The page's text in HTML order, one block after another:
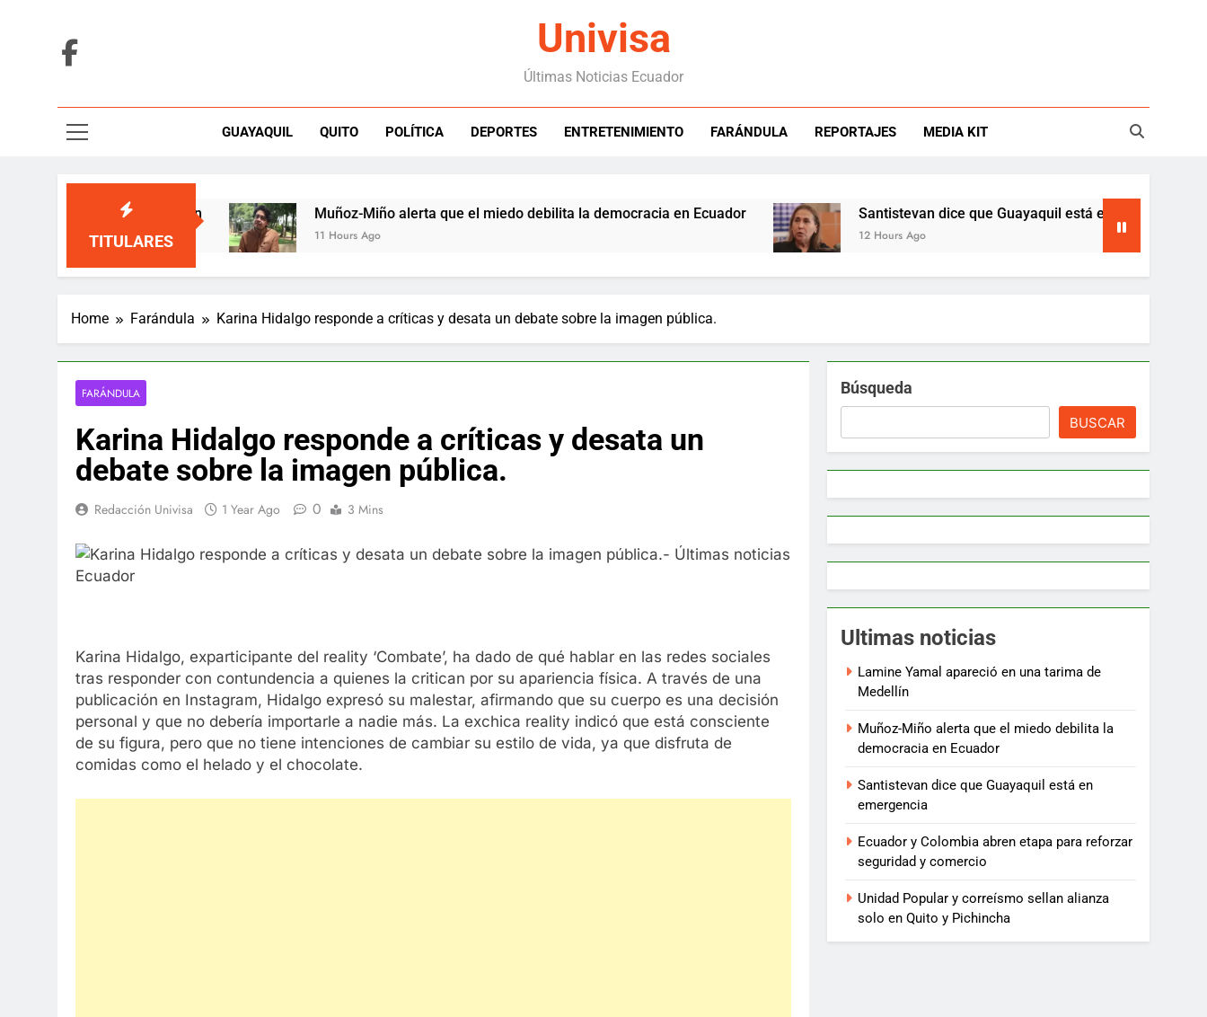
Univisa
Últimas Noticias Ecuador
GUAYAQUIL QUITO POLÍTICA DEPORTES ENTRETENIMIENTO FARÁNDULA REPORTAJES MEDIA KIT
TITULARES
tarima de Medellín Muñoz-Miño alerta que el miedo debilita la democracia en Ecuador
11 Hours Ago
Santistevan dice que Guayaquil está en emergencia
12 Hours Ago
Home Farándula Karina Hidalgo responde a críticas y desata un debate sobre la imagen pública.
FARÁNDULA
Karina Hidalgo responde a críticas y desata un
debate sobre la imagen pública.
Redacción Univisa 1 Year Ago 0 3 Mins
Karina Hidalgo, exparticipante del reality ‘Combate’, ha dado de qué hablar en las redes sociales
tras responder con contundencia a quienes la critican por su apariencia física. A través de una
publicación en Instagram, Hidalgo expresó su malestar, afirmando que su cuerpo es una decisión
personal y que no debería importarle a nadie más. La exchica reality indicó que está consciente
de su figura, pero que no tiene intenciones de cambiar su estilo de vida, ya que disfruta de
comidas como el helado y el chocolate.
Búsqueda
BUSCAR
Ultimas noticias
Lamine Yamal apareció en una tarima de
Medellín
Muñoz-Miño alerta que el miedo debilita la
democracia en Ecuador
Santistevan dice que Guayaquil está en
emergencia
Ecuador y Colombia abren etapa para reforzar
seguridad y comercio
Unidad Popular y correísmo sellan alianza
solo en Quito y Pichincha